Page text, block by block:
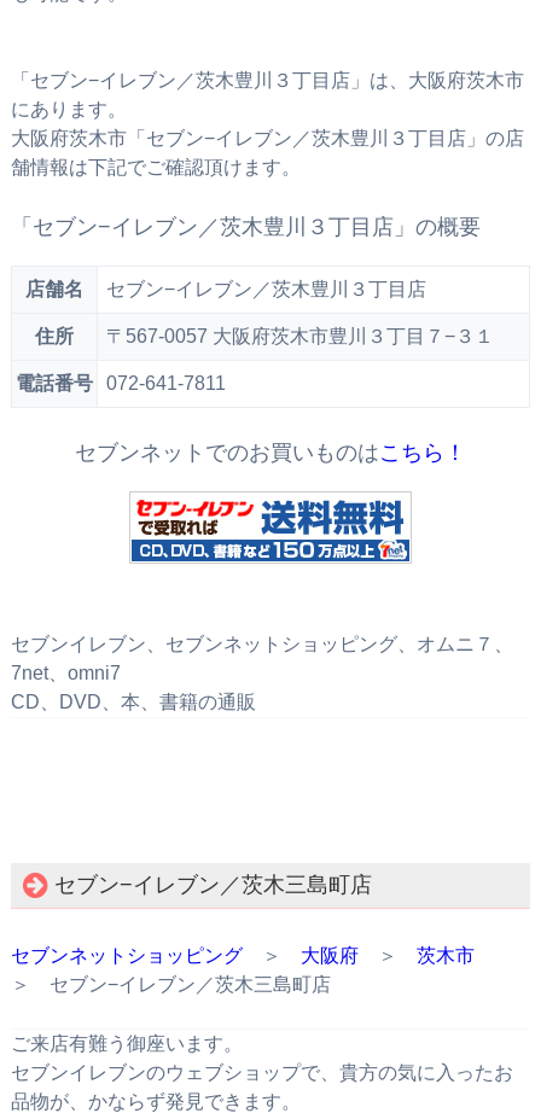
「セブン−イレブン／茨木豊川３丁目店」は、大阪府茨木市
にあります。
大阪府茨木市「セブン−イレブン／茨木豊川３丁目店」の店
舗情報は下記でご確認頂けます。
「セブン−イレブン／茨木豊川３丁目店」の概要
店舗名 セブン−イレブン／茨木豊川３丁目店
住所 〒567-0057 大阪府茨木市豊川３丁目７−３１
電話番号 072-641-7811
セブンネットでのお買いものはこちら！
セブンイレブン、セブンネットショッピング、オムニ７、
7net、omni7
CD、DVD、本、書籍の通販
セブン−イレブン／茨木三島町店
セブンネットショッピング＞ 大阪府＞ 茨木市
＞ セブン−イレブン／茨木三島町店
ご来店有難う御座います。
セブンイレブンのウェブショップで、貴方の気に入ったお
品物が、かならず発見できます。